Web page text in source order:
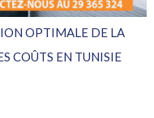
OPTIMALE DE LA
COÛTS EN TUNISIE